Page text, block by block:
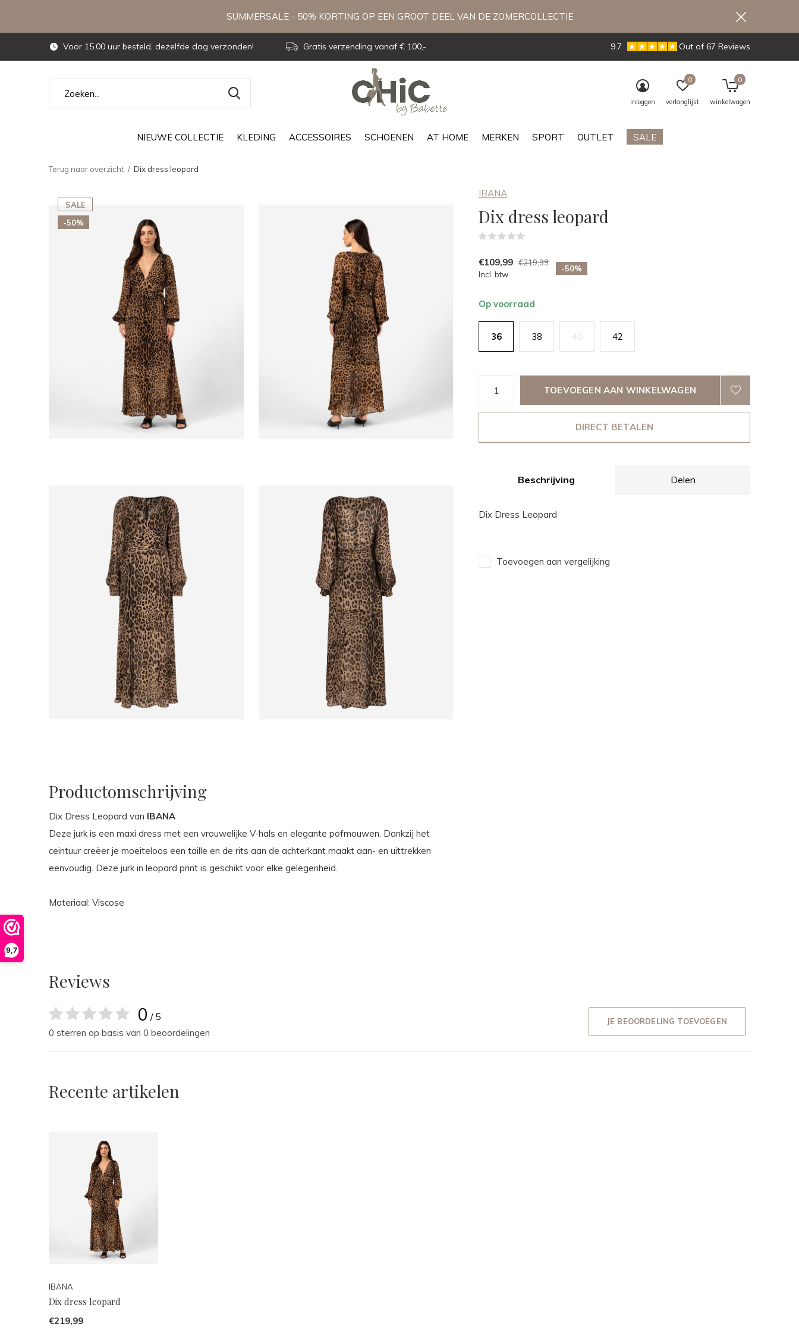
9,7
NIEUWE COLLECTIE KLEDING ACCESSOIRES SCHOENEN AT HOME MERKEN SPORT OUTLET SALE
inloggen verlanglijst
0
winkelwagen
0
Voor 15.00 uur besteld, dezelfde dag verzonden! Gratis verzending vanaf € 100,- 9.7 Out of 67 Reviews
SUMMERSALE - 50% KORTING OP EEN GROOT DEEL VAN DE ZOMERCOLLECTIE
Terug naar overzicht Dix dress leopard
SALE
-50%
IBANA
Dix dress leopard
€109,99 €219,99
Incl. btw
-50%
Op voorraad
36 38 40 42
TOEVOEGEN AAN WINKELWAGEN
DIRECT BETALEN
Beschrijving Delen
Dix Dress Leopard
Toevoegen aan vergelijking
Productomschrijving
Dix Dress Leopard van IBANA
Deze jurk is een maxi dress met een vrouwelijke V-hals en elegante pofmouwen. Dankzij het
ceintuur creëer je moeiteloos een taille en de rits aan de achterkant maakt aan- en uittrekken
eenvoudig. Deze jurk in leopard print is geschikt voor elke gelegenheid.
Materiaal: Viscose
Reviews
0 / 5
0 sterren op basis van 0 beoordelingen
JE BEOORDELING TOEVOEGEN
Recente artikelen
IBANA
Dix dress leopard
€219,99